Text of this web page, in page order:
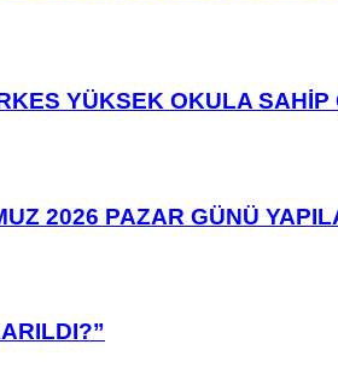
YÜKSEK OKULA SAHİP
2026 PAZAR GÜNÜ